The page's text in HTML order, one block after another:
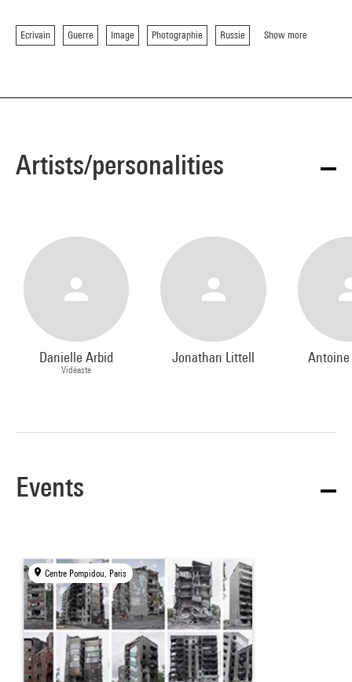
Ecrivain Guerre Image Photographie Russie Show more
Artists/personalities
Danielle Arbid
Vidéaste
Jonathan Littell
Events
Centre Pompidou, Paris